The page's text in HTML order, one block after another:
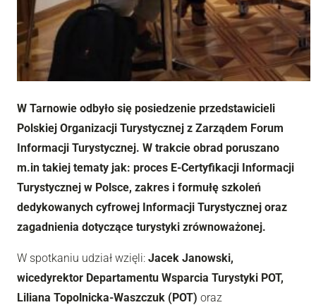
W Tarnowie odbyło się posiedzenie przedstawicieli
Polskiej Organizacji Turystycznej z Zarządem Forum
Informacji Turystycznej. W trakcie obrad poruszano
m.in takiej tematy jak: proces E-Certyfikacji Informacji
Turystycznej w Polsce, zakres i formułę szkoleń
dedykowanych cyfrowej Informacji Turystycznej oraz
zagadnienia dotyczące turystyki zrównoważonej.
W spotkaniu udział wzięli: Jacek Janowski,
wicedyrektor Departamentu Wsparcia Turystyki POT,
Liliana Topolnicka-Waszczuk (POT) oraz